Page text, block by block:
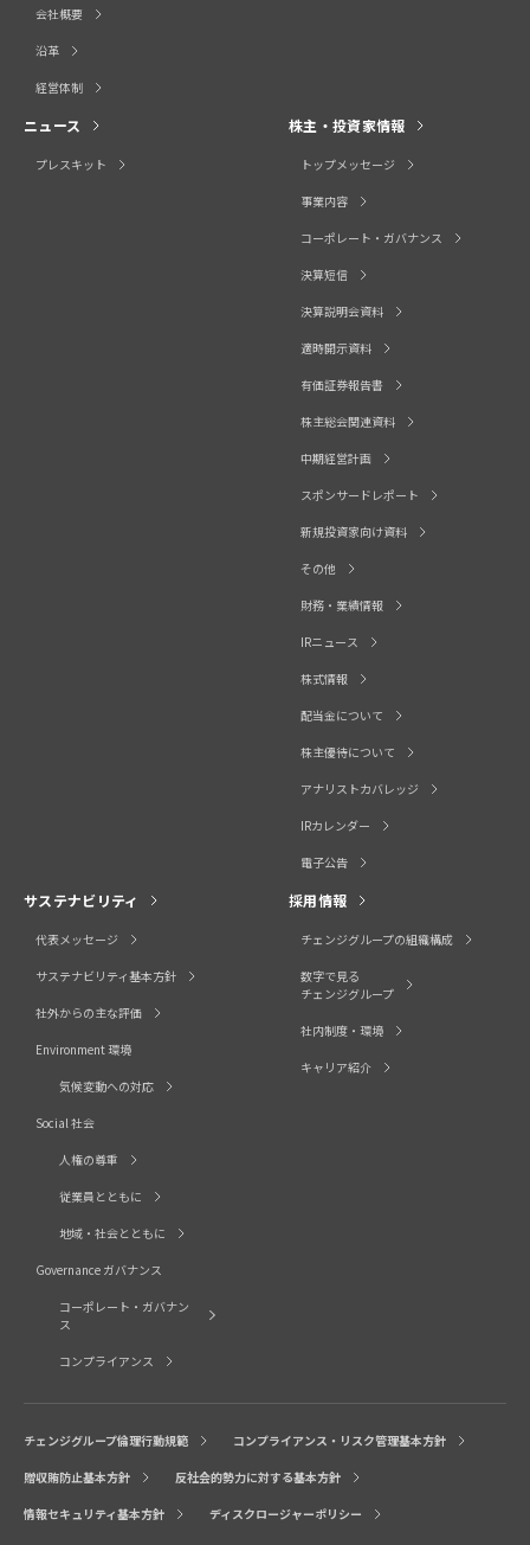
会社概要
沿革
経営体制
ニュース
プレスキット
株主・投資家情報
トップメッセージ
事業内容
コーポレート・ガバナンス
決算短信
決算説明会資料
適時開示資料
有価証券報告書
株主総会関連資料
中期経営計画
スポンサードレポート
新規投資家向け資料
その他
財務・業績情報
IRニュース
株式情報
配当金について
株主優待について
アナリストカバレッジ
IRカレンダー
電子公告
サステナビリティ
代表メッセージ
サステナビリティ基本方針
社外からの主な評価
Environment 環境
気候変動への対応
Social 社会
人権の尊重
従業員とともに
地域・社会とともに
Governance ガバナンス
コーポレート・ガバナン
ス
コンプライアンス
採用情報
チェンジグループの組織構成
数字で見る
チェンジグループ
社内制度・環境
キャリア紹介
チェンジグループ倫理行動規範 コンプライアンス・リスク管理基本方針
贈収賄防止基本方針 反社会的勢力に対する基本方針
情報セキュリティ基本方針 ディスクロージャーポリシー